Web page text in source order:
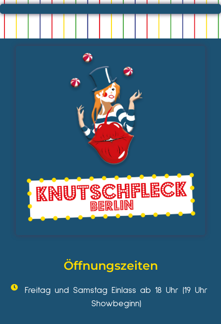
Öffnungszeiten
Freitag und Samstag Einlass ab 18 Uhr (19 Uhr
Showbeginn)